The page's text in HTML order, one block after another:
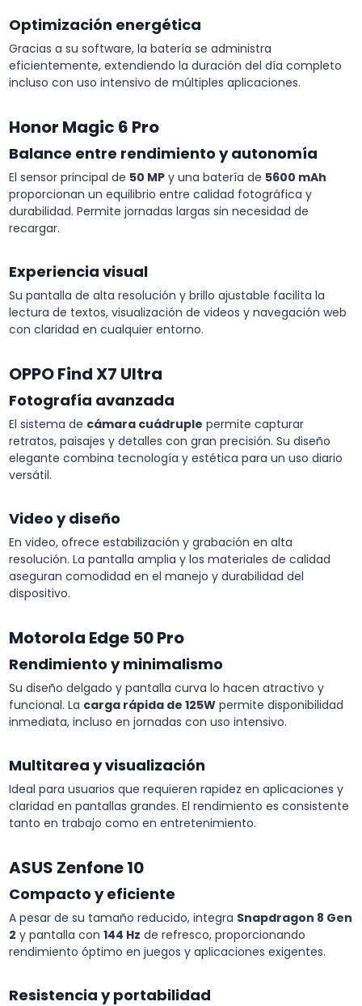
Optimización energética
Gracias a su software, la batería se administra
eficientemente, extendiendo la duración del día completo
incluso con uso intensivo de múltiples aplicaciones.
Honor Magic 6 Pro
Balance entre rendimiento y autonomía
El sensor principal de 50 MP y una batería de 5600 mAh
proporcionan un equilibrio entre calidad fotográfica y
durabilidad. Permite jornadas largas sin necesidad de
recargar.
Experiencia visual
Su pantalla de alta resolución y brillo ajustable facilita la
lectura de textos, visualización de videos y navegación web
con claridad en cualquier entorno.
OPPO Find X7 Ultra
Fotografía avanzada
El sistema de cámara cuádruple permite capturar
retratos, paisajes y detalles con gran precisión. Su diseño
elegante combina tecnología y estética para un uso diario
versátil.
Video y diseño
En video, ofrece estabilización y grabación en alta
resolución. La pantalla amplia y los materiales de calidad
aseguran comodidad en el manejo y durabilidad del
dispositivo.
Motorola Edge 50 Pro
Rendimiento y minimalismo
Su diseño delgado y pantalla curva lo hacen atractivo y
funcional. La carga rápida de 125W permite disponibilidad
inmediata, incluso en jornadas con uso intensivo.
Multitarea y visualización
Ideal para usuarios que requieren rapidez en aplicaciones y
claridad en pantallas grandes. El rendimiento es consistente
tanto en trabajo como en entretenimiento.
ASUS Zenfone 10
Compacto y eficiente
A pesar de su tamaño reducido, integra Snapdragon 8 Gen
2 y pantalla con 144 Hz de refresco, proporcionando
rendimiento óptimo en juegos y aplicaciones exigentes.
Resistencia y portabilidad